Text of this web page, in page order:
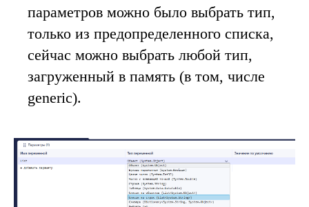
параметров можно было выбрать тип,
только из предопределенного списка,
сейчас можно выбрать любой тип,
загруженный в память (в том, числе
generic).